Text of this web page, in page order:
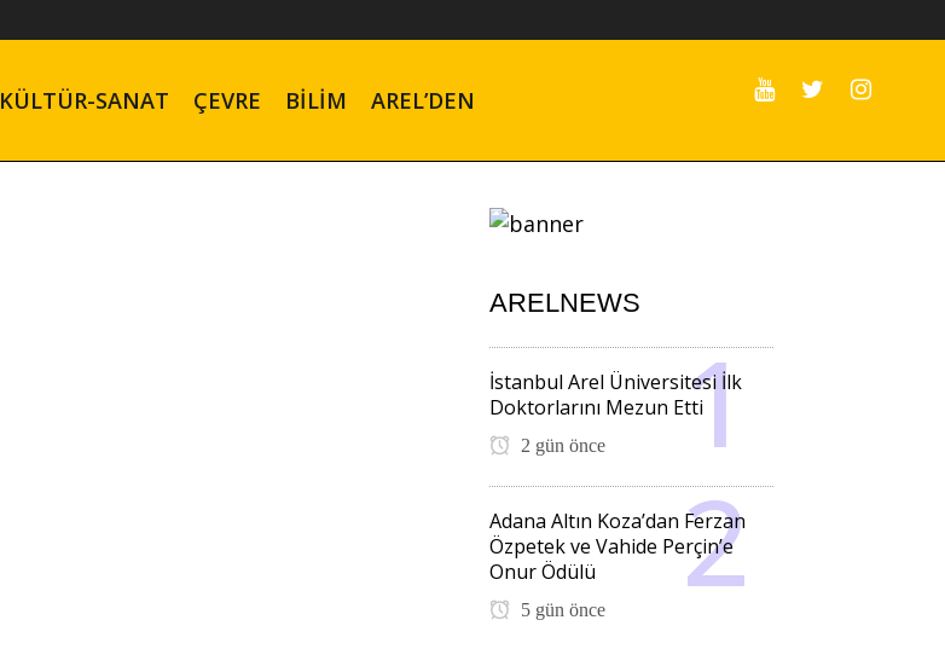
KÜLTÜR-SANAT ÇEVRE BILIM AREL’DEN
ARELNEWS
İstanbul Arel Üniversitesi İlk
Doktorlarını Mezun Etti
2 gün önce
Adana Altın Koza’dan Ferzan
Özpetek ve Vahide Perçin’e
Onur Ödülü
5 gün önce